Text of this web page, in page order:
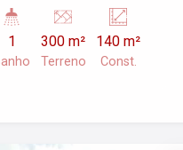
São José dos
visita, entre em contato.
1 300 m²
Terreno
140 m²
Const.